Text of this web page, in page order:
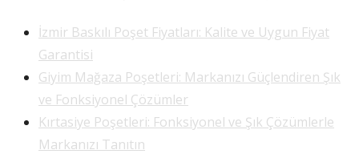
İzmir Baskılı Poşet Fiyatları: Kalite ve Uygun Fiyat
Garantisi
Giyim Mağaza Poşetleri: Markanızı Güçlendiren Şık
ve Fonksiyonel Çözümler
Kırtasiye Poşetleri: Fonksiyonel ve Şık Çözümlerle
Markanızı Tanıtın